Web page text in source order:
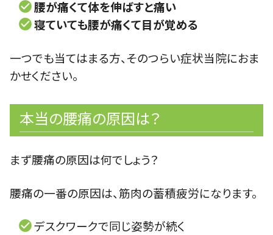
腰が痛くて体を伸ばすと痛い
寝ていても腰が痛くて目が覚める
一つでも当てはまる方、そのつらい症状当院におま
かせください。
本当の腰痛の原因は？
まず腰痛の原因は何でしょう？
腰痛の一番の原因は、筋肉の蓄積疲労になります。
デスクワークで同じ姿勢が続く